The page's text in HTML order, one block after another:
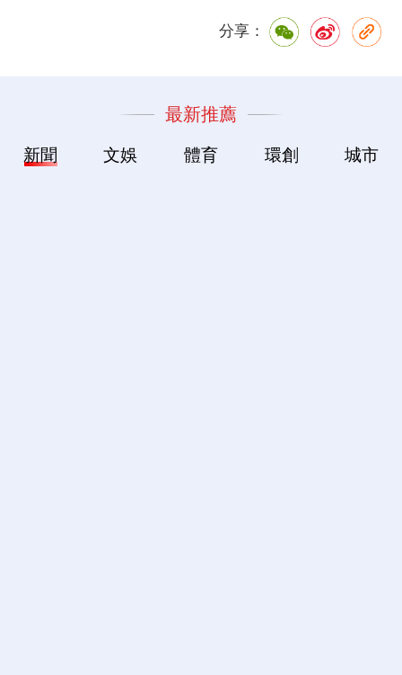
分享：
最新推薦
新聞 文娛 體育 環創 城市